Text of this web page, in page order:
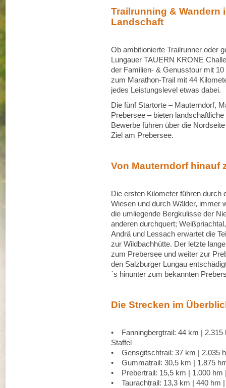
Trailrunning & Wandern
Landschaft
Ob ambitionierte Trailrunner oder
Lungauer TAUERN KRONE
der Familien- & Genusstour mit
zum Marathon-Trail mit 44
jedes Leistungslevel etwas dabei.
Die fünf Startorte – Mauterndorf,
Prebersee – bieten
Bewerbe führen über die
Ziel am Prebersee.
Von Mauterndorf hinauf
Die ersten Kilometer führen durch
Wiesen und durch Wälder, immer
die umliegende Bergkulisse der
anderen durchquert;
Andrä und Lessach erwartet die
zur Wildbachhütte. Der letzte
zum Prebersee und weiter zur
den Salzburger Lungau
´s hinunter zum bekannten
Die Strecken im
• Fanningbergtrail: 44 km | 2.315
Staffel
• Gensgitschtrail: 37 km | 2.035
• Gummatrail: 30,5 km | 1.875
• Prebertrail: 15,5 km | 1.000 hm
• Taurachtrail: 13,3 km | 440 hm